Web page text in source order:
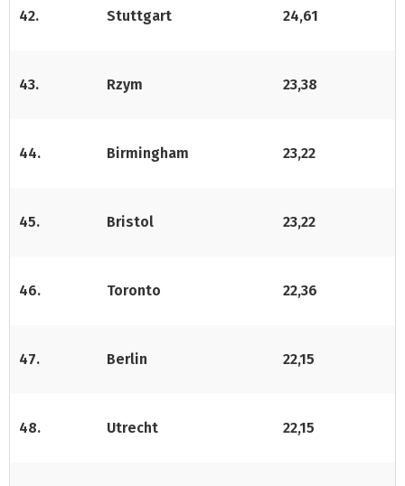
42. Stuttgart 24,61
43. Rzym 23,38
44. Birmingham 23,22
45. Bristol 23,22
46. Toronto 22,36
47. Berlin 22,15
48. Utrecht 22,15